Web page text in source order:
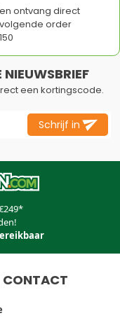
ontvang direct
order
een kortingscode.
Schrijf in
CONTACT